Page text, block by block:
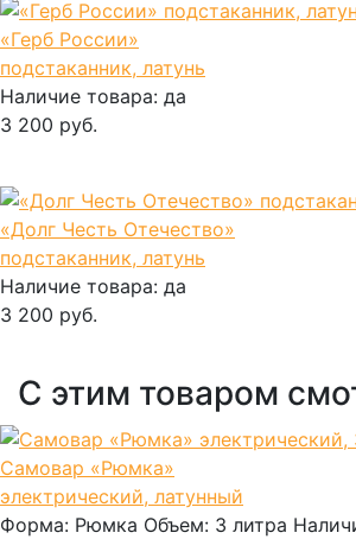
«Герб России»
подстаканник, латунь
Наличие товара: да
3 200 руб.
«Долг Честь Отечество»
подстаканник, латунь
Наличие товара: да
3 200 руб.
С этим товаром
Самовар «Рюмка»
электрический, латунный
Форма: Рюмка Объем: 3 литра